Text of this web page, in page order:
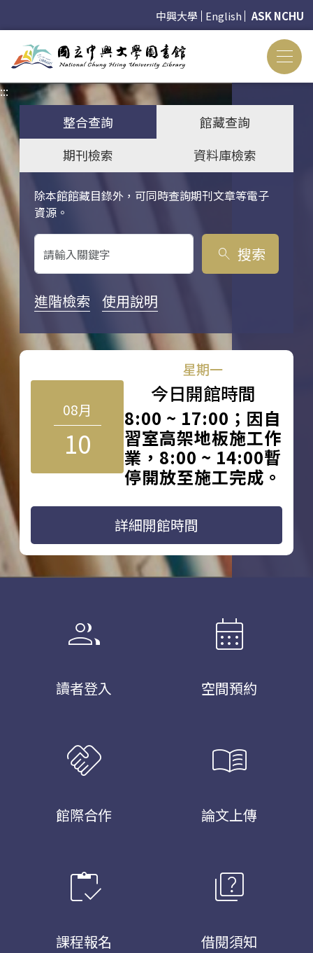
中興大學 English ASK NCHU
:::
整合查詢
館藏查詢
期刊檢索
資料庫檢索
除本館館藏目錄外，可同時查詢期刊文章等電子
資源。
關鍵字搜尋
search 搜索
進階檢索 使用說明
08月
10
星期一
今日開館時間
8:00 ~ 17:00；因自
習室高架地板施工作
業，8:00 ~ 14:00暫
停開放至施工完成。
詳細開館時間
group
讀者登入
calendar_month
空間預約
handshake
館際合作
menu_book
論文上傳
inventory
課程報名
quiz
借閱須知